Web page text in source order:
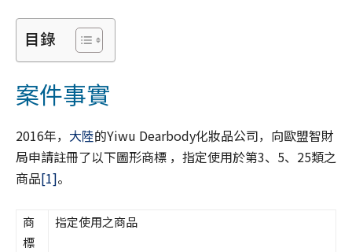
目錄
案件事實
2016年， 大陸的Yiwu Dearbody化妝品公司，向歐盟智財
局申請註冊了以下圖形商標 ，指定使用於第3、5、25類之
商品[1]。
商
標
指定使用之商品